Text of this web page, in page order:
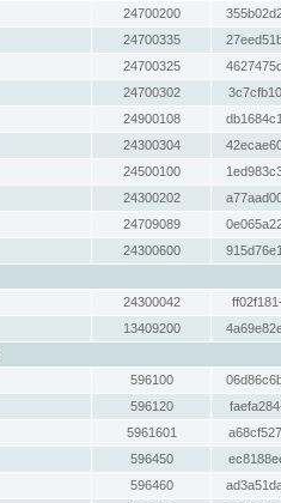
24700200
24700335
24700325
24700302
24900108
24300304
24500100
24300202
24709089
24300600
24300042
13409200
596100
596120
5961601
596450
596460